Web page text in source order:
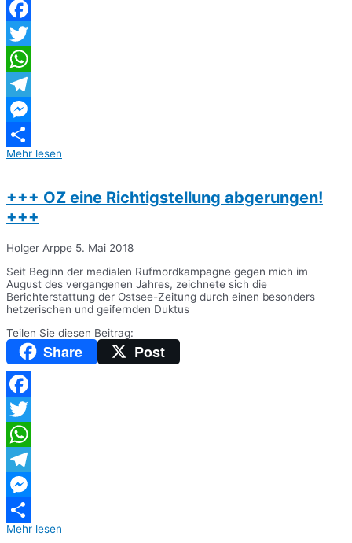
Facebook
Twitter
WhatsApp
Telegram
Messenger
Teilen
Mehr lesen
+++ OZ eine Richtigstellung abgerungen!
+++
Holger Arppe 5. Mai 2018
Seit Beginn der medialen Rufmordkampagne gegen mich im
August des vergangenen Jahres, zeichnete sich die
Berichterstattung der Ostsee-Zeitung durch einen besonders
hetzerischen und geifernden Duktus
Teilen Sie diesen Beitrag:
Share Post
Facebook
Twitter
WhatsApp
Telegram
Messenger
Teilen
Mehr lesen